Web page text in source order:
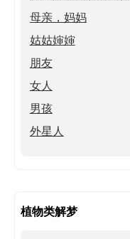
母亲，妈妈
姑姑婶婶
朋友
女人
男孩
外星人
植物类解梦